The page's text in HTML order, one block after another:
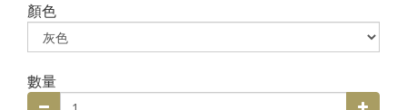
顏色
數量